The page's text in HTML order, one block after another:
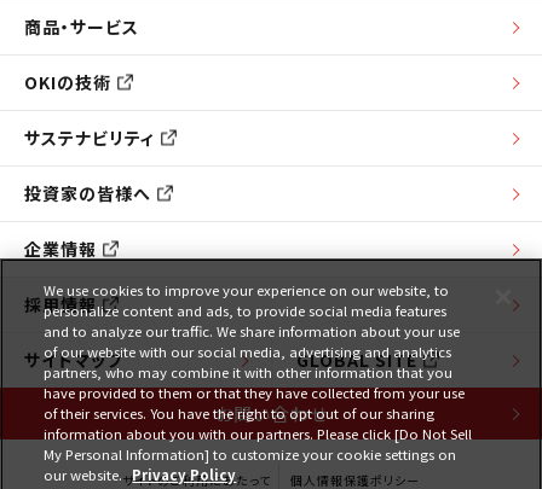
商品・サービス
OKIの技術
サステナビリティ
投資家の皆様へ
企業情報
採用情報
サイトマップ GLOBAL SITE
お問い合わせ
サイトのご利用にあたって 個人情報保護ポリシー
We use cookies to improve your experience on our website, to
personalize content and ads, to provide social media features
and to analyze our traffic. We share information about your use
of our website with our social media, advertising and analytics
partners, who may combine it with other information that you
have provided to them or that they have collected from your use
of their services. You have the right to opt out of our sharing
information about you with our partners. Please click [Do Not Sell
My Personal Information] to customize your cookie settings on
our website. Privacy Policy